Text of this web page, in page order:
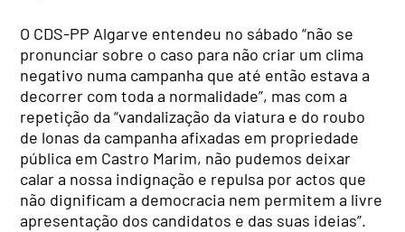
O CDS-PP Algarve entendeu no sábado “não se
pronunciar sobre o caso para não criar um clima
negativo numa campanha que até então estava a
decorrer com toda a normalidade”, mas com a
repetição da “vandalização da viatura e do roubo
de lonas da campanha afixadas em propriedade
pública em Castro Marim, não pudemos deixar
calar a nossa indignação e repulsa por actos que
não dignificam a democracia nem permitem a livre
apresentação dos candidatos e das suas ideias”.